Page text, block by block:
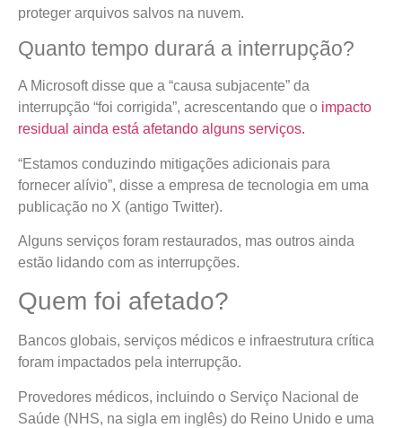
proteger arquivos salvos na nuvem.
Quanto tempo durará a interrupção?
A Microsoft disse que a “causa subjacente” da
interrupção “foi corrigida”, acrescentando que o impacto
residual ainda está afetando alguns serviços.
“Estamos conduzindo mitigações adicionais para
fornecer alívio”, disse a empresa de tecnologia em uma
publicação no X (antigo Twitter).
Alguns serviços foram restaurados, mas outros ainda
estão lidando com as interrupções.
Quem foi afetado?
Bancos globais, serviços médicos e infraestrutura crítica
foram impactados pela interrupção.
Provedores médicos, incluindo o Serviço Nacional de
Saúde (NHS, na sigla em inglês) do Reino Unido e uma